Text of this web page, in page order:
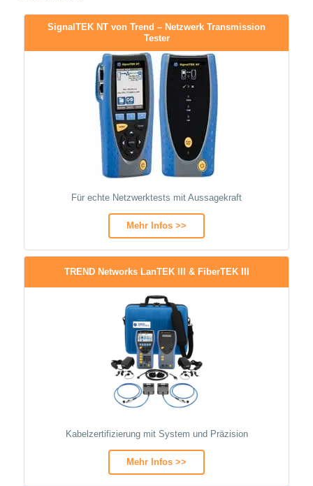
SignalTEK NT von Trend – Netzwerk Transmission
Tester
Für echte Netzwerktests mit Aussagekraft
Mehr Infos >>
TREND Networks LanTEK III & FiberTEK III
Kabelzertifizierung mit System und Präzision
Mehr Infos >>